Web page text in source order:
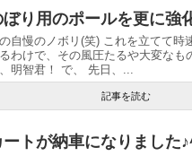
ぼり用のポールを更に強
自慢のノボリ(笑) これを立てて時
わけで、その風圧たるや大変なも
明智君！ で、 先日、...
記事を読む
ートが納車になりました